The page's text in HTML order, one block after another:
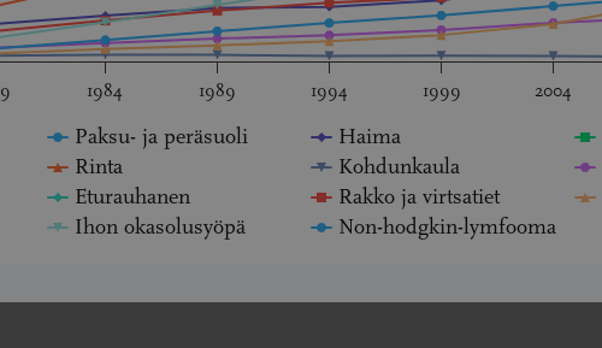
Paksu- ja peräsuoli Haima
Rinta
Kohdunkaula
Eturauhanen
Rakko ja virtsatiet
Ihon okasolusyöpä
Non-hodgkin-lymfooma
1984 1989 1994 1999 2004